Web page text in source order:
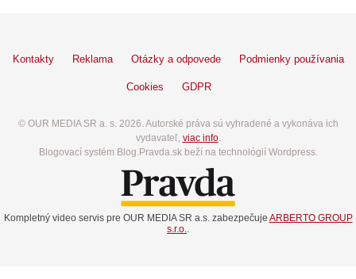
Kontakty Reklama Otázky a odpovede Podmienky používania
Cookies GDPR
© OUR MEDIA SR a. s. 2026. Autorské práva sú vyhradené a vykonáva ich
vydavateľ, viac info.
Blogovací systém Blog.Pravda.sk beží na technológií Wordpress.
Kompletný video servis pre OUR MEDIA SR a.s. zabezpečuje ARBERTO GROUP
s.r.o.